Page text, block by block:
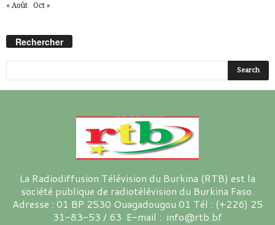
« Août Oct »
Rechercher
La Radiodiffusion Télévision du Burkina (RTB) est la
société publique de radiotélévision du Burkina Faso.
Adresse : 01 BP 2530 Ouagadougou 01 Tél : (+226) 25
31-83-53 / 63 E-mail : info@rtb.bf